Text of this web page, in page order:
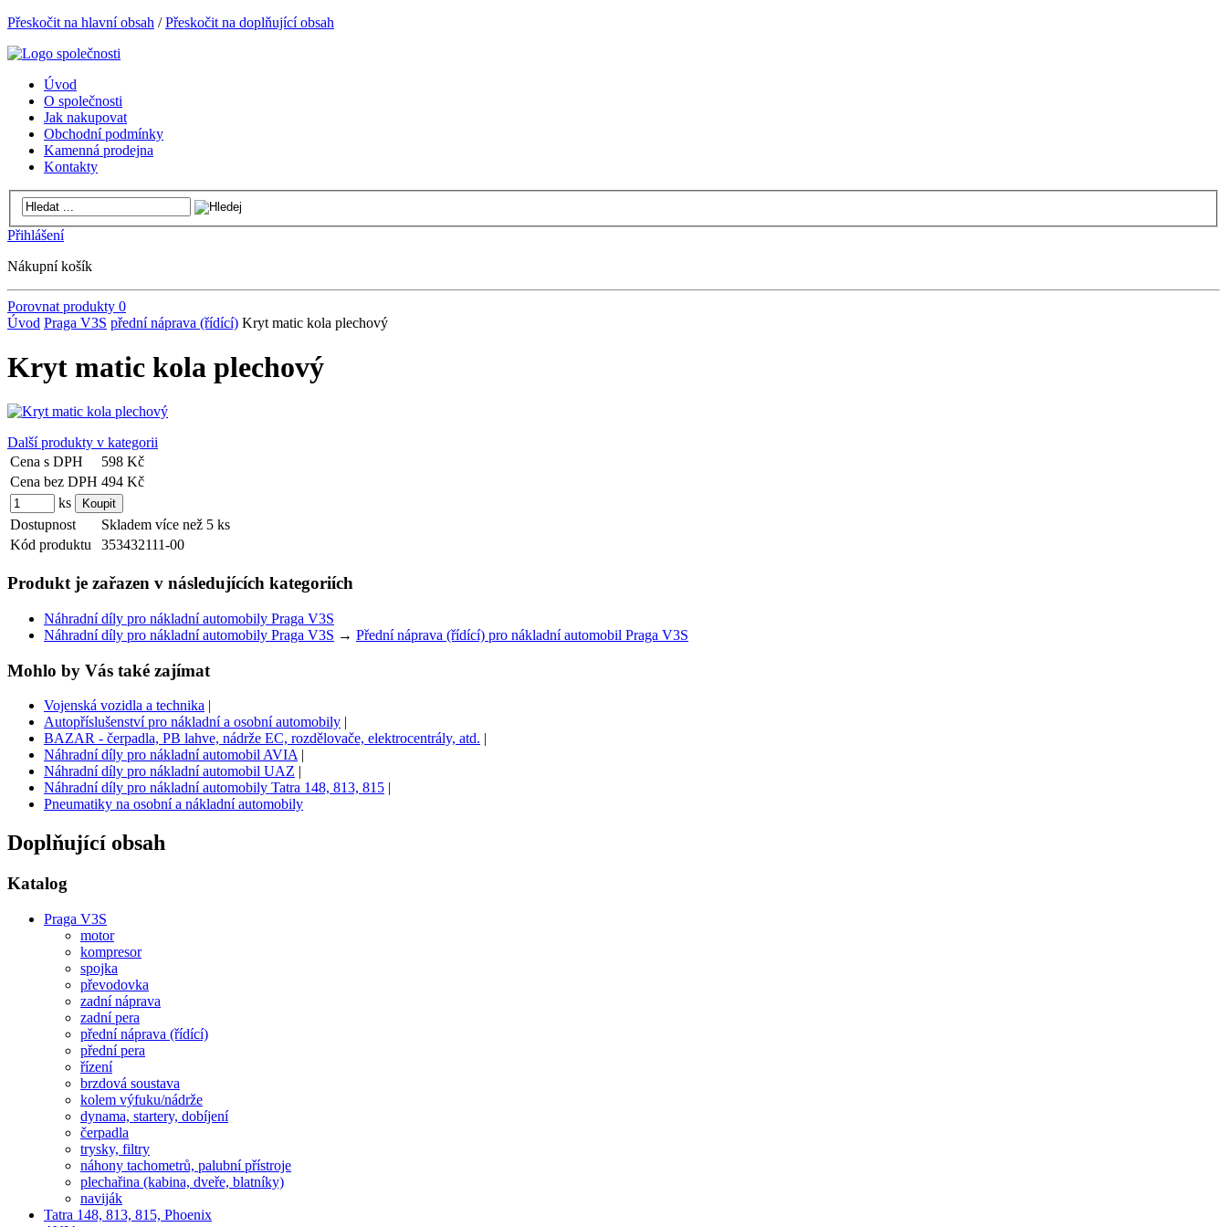
Přeskočit na hlavní obsah /Přeskočit na doplňující obsah
Úvod
O společnosti
Jak nakupovat
Obchodní podmínky
Kamenná prodejna
Kontakty
Přihlášení
Nákupní košík
Porovnat produkty 0
Úvod Praga V3S přední náprava (řídící) Kryt matic kola plechový
Kryt matic kola plechový
Další produkty v kategorii
Cena s DPH
598 Kč
Cena bez DPH 494 Kč
ks
Dostupnost
Skladem více než 5 ks
Kód produktu
353432111-00
Produkt je zařazen v následujících kategoriích
Náhradní díly pro nákladní automobily Praga V3S
Náhradní díly pro nákladní automobily Praga V3S → Přední náprava (řídící) pro nákladní automobil Praga V3S
Mohlo by Vás také zajímat
Vojenská vozidla a technika |
Autopříslušenství pro nákladní a osobní automobily |
BAZAR - čerpadla, PB lahve, nádrže EC, rozdělovače, elektrocentrály, atd. |
Náhradní díly pro nákladní automobil AVIA |
Náhradní díly pro nákladní automobil UAZ |
Náhradní díly pro nákladní automobily Tatra 148, 813, 815 |
Pneumatiky na osobní a nákladní automobily
Doplňující obsah
Katalog
Praga V3S
motor
kompresor
spojka
převodovka
zadní náprava
zadní pera
přední náprava (řídící)
přední pera
řízení
brzdová soustava
kolem výfuku/nádrže
dynama, startery, dobíjení
čerpadla
trysky, filtry
náhony tachometrů, palubní přístroje
plechařina (kabina, dveře, blatníky)
naviják
Tatra 148, 813, 815, Phoenix